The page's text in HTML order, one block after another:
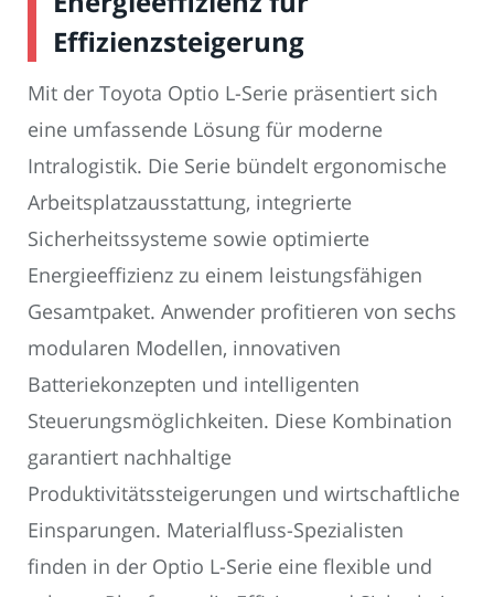
Effizienzsteigerung
Mit der Toyota Optio L-Serie präsentiert sich
eine umfassende Lösung für moderne
Intralogistik. Die Serie bündelt ergonomische
Arbeitsplatzausstattung, integrierte
Sicherheitssysteme sowie optimierte
Energieeffizienz zu einem leistungsfähigen
Gesamtpaket. Anwender profitieren von sechs
modularen Modellen, innovativen
Batteriekonzepten und intelligenten
Steuerungsmöglichkeiten. Diese Kombination
garantiert nachhaltige
Produktivitätssteigerungen und wirtschaftliche
Einsparungen. Materialfluss-Spezialisten
finden in der Optio L-Serie eine flexible und